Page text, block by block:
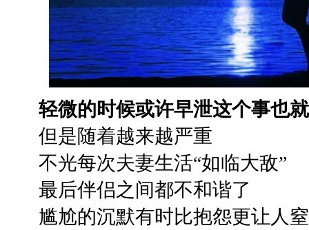
轻微的时候或许早泄这个事也
但是随着越来越严重
不光每次夫妻生活“如临大敌”
最后伴侣之间都不和谐了
尴尬的沉默有时比抱怨更让人